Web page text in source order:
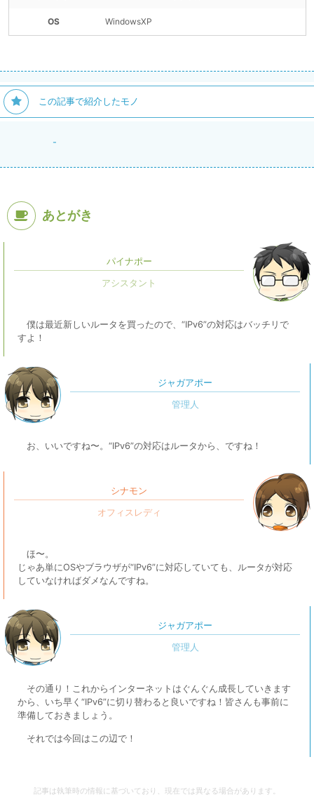
OS WindowsXP
この記事で紹介したモノ
-
あとがき
パイナポー
僕は最近新しいルータを買ったので、“IPv6”の対応はバッチリで
すよ！
ジャガアポー
お、いいですね〜。“IPv6”の対応はルータから、ですね！
シナモン
ほ〜。
じゃあ単にOSやブラウザが“IPv6”に対応していても、ルータが対応
していなければダメなんですね。
ジャガアポー
その通り！これからインターネットはぐんぐん成長していきます
から、いち早く“IPv6”に切り替わると良いですね！皆さんも事前に
準備しておきましょう。
それでは今回はこの辺で！
記事は執筆時の情報に基づいており、現在では異なる場合があります。